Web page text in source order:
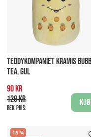
TEDDYKOMPANIET KRAMIS
TEA, GUL
90 kr
129 kr
Rek. pris:
15